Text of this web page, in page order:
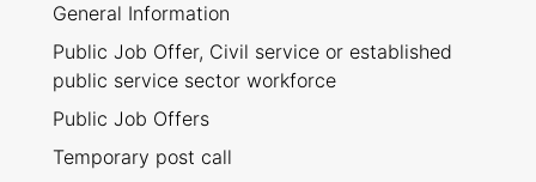
General Information
Public Job Offer, Civil service or established
public service sector workforce
Public Job Offers
Temporary post call